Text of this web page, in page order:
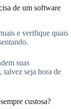
de um software
e verifique quais
suas
talvez seja hora de
custosa?